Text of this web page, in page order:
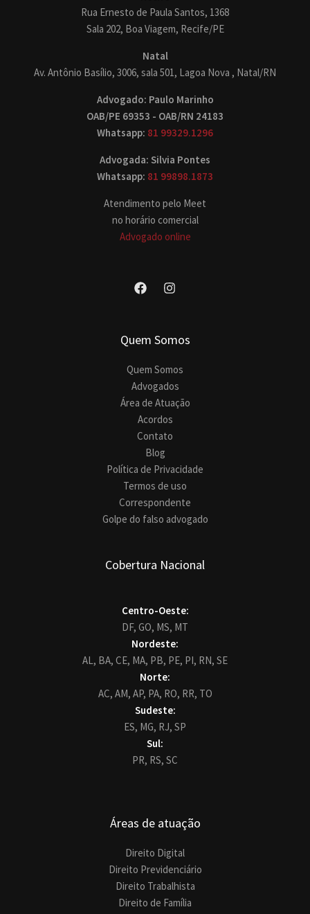
Rua Ernesto de Paula Santos, 1368
Sala 202, Boa Viagem, Recife/PE
Natal
Av. Antônio Basílio, 3006, sala 501, Lagoa Nova , Natal/RN
Advogado: Paulo Marinho
OAB/PE 69353 - OAB/RN 24183
Whatsapp: 81 99329.1296
Advogada: Silvia Pontes
Whatsapp: 81 99898.1873
Atendimento pelo Meet
no horário comercial
Advogado online
Quem Somos
Quem Somos
Advogados
Área de Atuação
Acordos
Contato
Blog
Política de Privacidade
Termos de uso
Correspondente
Golpe do falso advogado
Cobertura Nacional
Centro-Oeste:
DF, GO, MS, MT
Nordeste:
AL, BA, CE, MA, PB, PE, PI, RN, SE
Norte:
AC, AM, AP, PA, RO, RR, TO
Sudeste:
ES, MG, RJ, SP
Sul:
PR, RS, SC
Áreas de atuação
Direito Digital
Direito Previdenciário
Direito Trabalhista
Direito de Família